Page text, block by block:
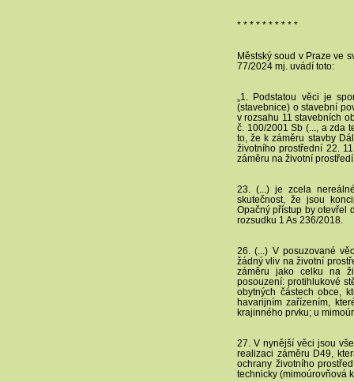
* * * * * * * * * *
Městský soud v Praze ve
77/2024 mj. uvádí toto:
„1. Podstatou věci je
(stavebnice) o stavební
v rozsahu 11 stavebních
č. 100/2001 Sb (..., a zda
to, že k záměru stavby
životního prostřední 22.
záměru na životní
23. (...) je zcela
skutečnost, že jsou
Opačný přístup by otevřel
rozsudku 1 As 236/2018.
26. (...) V posuzované
žádný vliv na životní
záměru jako celku na
posouzení: protihlukové
obytných částech obce,
havarijním zařízením,
krajinného prvku; u
27. V nynější věci jsou
realizaci záměru D49,
ochrany životního
technicky (mimoúrovňová